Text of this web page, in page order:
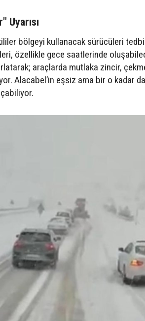
Uyarısı
bölgeyi kullanacak sürücüleri
özellikle gece saatlerinde
araçlarda mutlaka zincir,
Alacabel’in eşsiz ama bir o kadar